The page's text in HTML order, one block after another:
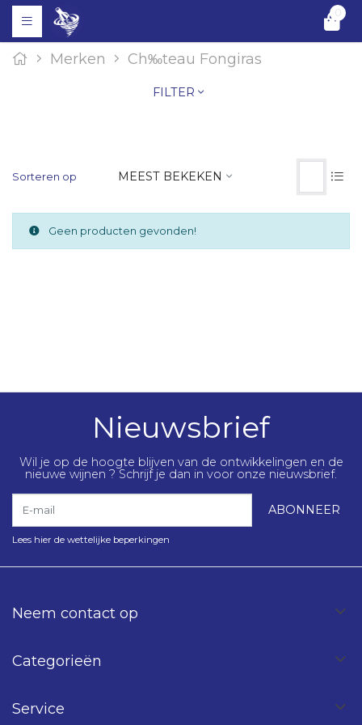
0
Merken Ch‰teau Fongiras
FILTER
Sorteren op MEEST BEKEKEN
Geen producten gevonden!
Nieuwsbrief
Wil je op de hoogte blijven van de ontwikkelingen en de
nieuwe wijnen ? Schrijf je dan in voor onze nieuwsbrief.
ABONNEER
Lees hier de wettelijke beperkingen
Neem contact op
Categorieën
Service